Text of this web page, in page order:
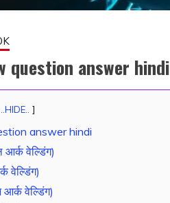
question answer hindi
..HIDE..
answer hindi
वेल्डिंग)
वेल्डिंग)
वेल्डिंग)